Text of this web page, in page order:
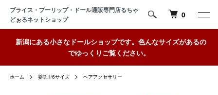
ブライス・プーリップ・ドール通販専門店るちゃ
どぉるネットショップ
0
新潟にある小さなドールショップです。色んなサイズがあるの
でゆっくりご覧ください。
ホーム 委託1/6サイズ ヘアアクセサリー